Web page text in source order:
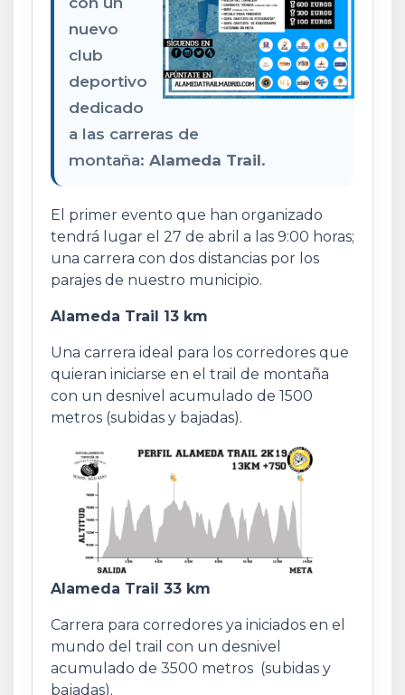
nuevo
club
deportivo
dedicado
a las carreras de
montaña: Alameda Trail.
El primer evento que han organizado
tendrá lugar el 27 de abril a las 9:00 horas;
una carrera con dos distancias por los
parajes de nuestro municipio.
Alameda Trail 13 km
Una carrera ideal para los corredores que
quieran iniciarse en el trail de montaña
con un desnivel acumulado de 1500
metros (subidas y bajadas).
Alameda Trail 33 km
Carrera para corredores ya iniciados en el
mundo del trail con un desnivel
acumulado de 3500 metros (subidas y
bajadas).